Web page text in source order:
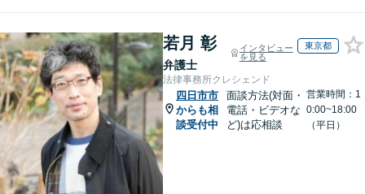
若月 彰
弁護士
インタビュー
を見る
東京都
法律事務所クレシェンド
四日市市
からも相
談受付中
面談方法(対面・
電話・ビデオな
ど)は応相談
営業時間：1
0:00~18:00
（平日）